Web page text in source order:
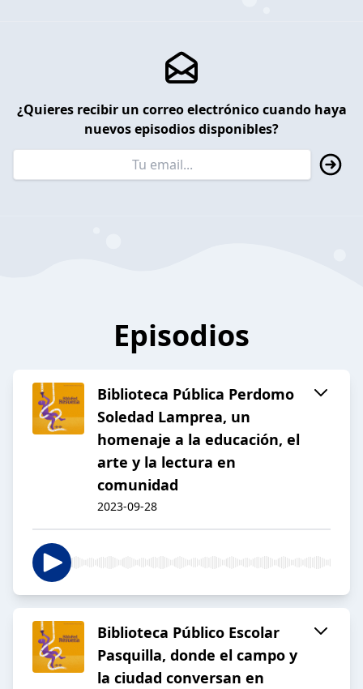
¿Quieres recibir un correo electrónico cuando haya
nuevos episodios disponibles?
Episodios
Biblioteca Pública Perdomo
Soledad Lamprea, un
homenaje a la educación, el
arte y la lectura en
comunidad
2023-09-28
Biblioteca Público Escolar
Pasquilla, donde el campo y
la ciudad conversan en